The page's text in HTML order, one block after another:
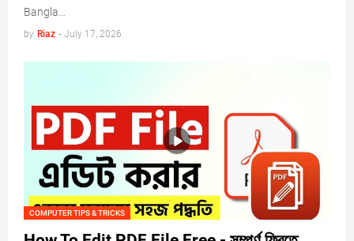
Bangla…
by Riaz - July 17, 2026
COMPUTER TIPS & TRICKS